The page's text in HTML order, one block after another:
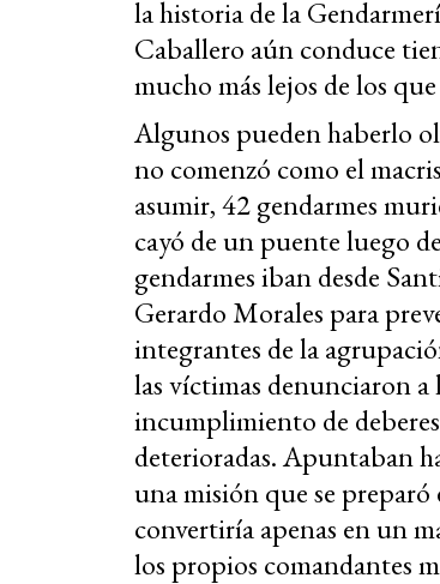
la historia de la
Caballero aún conduce
mucho más lejos de los
Algunos pueden haberlo
no comenzó como el
asumir, 42 gendarmes
cayó de un puente luego
gendarmes iban desde
Gerardo Morales para
integrantes de la
las víctimas denunciaron
incumplimiento de
deterioradas. Apuntaban
una misión que se
convertiría apenas en un
los propios comandantes